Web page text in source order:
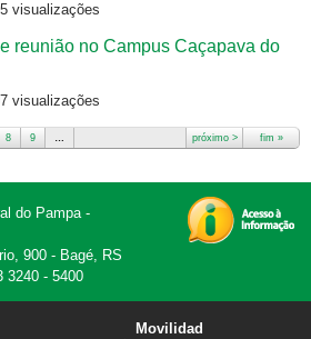
visualizações
reunião no Campus Caçapava do
visualizações
8 9 … próximo > fim »
do Pampa -
900 - Bagé, RS
3240 - 5400
Movilidad